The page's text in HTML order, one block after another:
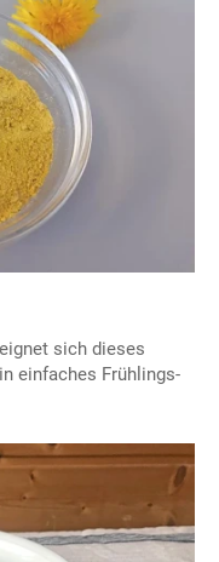
sich dieses
einfaches Frühlings-